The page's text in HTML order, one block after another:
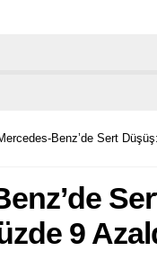
Benz’de Sert
9